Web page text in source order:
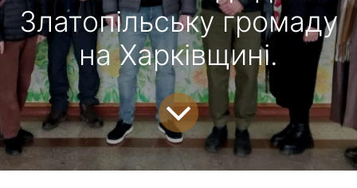
Златопільську громаду
на Харківщині.